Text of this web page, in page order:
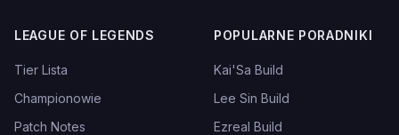
LEAGUE OF LEGENDS
Tier Lista
Championowie
Patch Notes
POPULARNE PORADNIKI
Kai'Sa Build
Lee Sin Build
Ezreal Build